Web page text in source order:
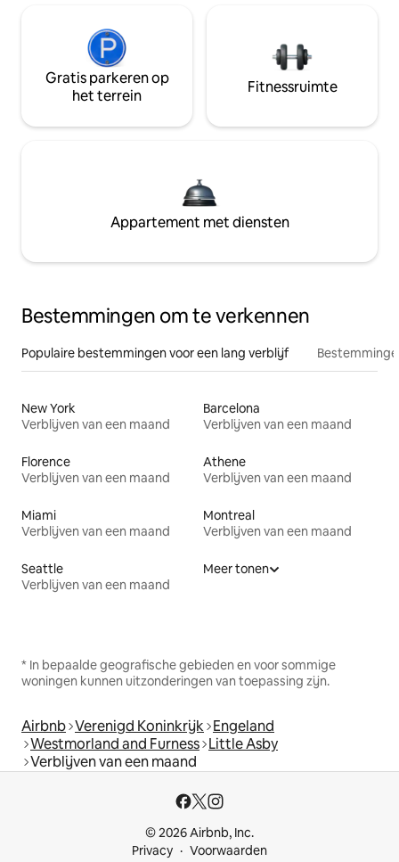
Gratis parkeren op
het terrein
Fitnessruimte
Appartement met diensten
Bestemmingen om te verkennen
Populaire bestemmingen voor een lang verblijf
New York
Verblijven van een maand
Barcelona
Verblijven van een maand
Florence
Verblijven van een maand
Athene
Verblijven van een maand
Miami
Verblijven van een maand
Montreal
Verblijven van een maand
Seattle
Verblijven van een maand
Meer tonen
* In bepaalde geografische gebieden en voor sommige
woningen kunnen uitzonderingen van toepassing zijn.
Airbnb Verenigd Koninkrijk Engeland
Westmorland and Furness Little Asby
Verblijven van een maand
© 2026 Airbnb, Inc.
Privacy
Voorwaarden